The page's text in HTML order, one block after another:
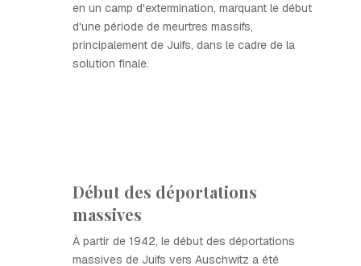
en un camp d'extermination, marquant le début
d'une période de meurtres massifs,
principalement de Juifs, dans le cadre de la
solution finale.
Début des déportations
massives
À partir de 1942, le début des déportations
massives de Juifs vers Auschwitz a été